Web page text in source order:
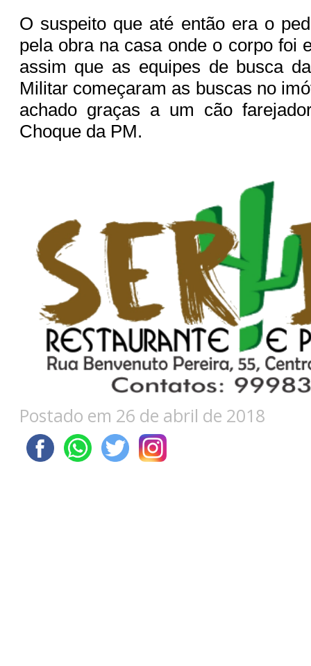
O suspeito que até então era o
pela obra na casa onde o corpo foi
assim que as equipes de busca
Militar começaram as buscas no
achado graças a um cão
Choque da PM.
Postado em 26 de abril de 2018